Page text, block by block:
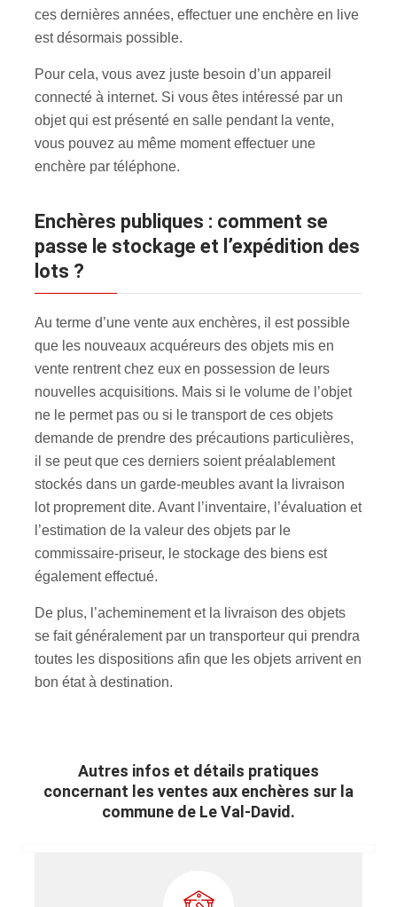
ces dernières années, effectuer une enchère en live
est désormais possible.
Pour cela, vous avez juste besoin d’un appareil
connecté à internet. Si vous êtes intéressé par un
objet qui est présenté en salle pendant la vente,
vous pouvez au même moment effectuer une
enchère par téléphone.
Enchères publiques : comment se
passe le stockage et l’expédition des
lots ?
Au terme d’une vente aux enchères, il est possible
que les nouveaux acquéreurs des objets mis en
vente rentrent chez eux en possession de leurs
nouvelles acquisitions. Mais si le volume de l’objet
ne le permet pas ou si le transport de ces objets
demande de prendre des précautions particulières,
il se peut que ces derniers soient préalablement
stockés dans un garde-meubles avant la livraison
lot proprement dite. Avant l’inventaire, l’évaluation et
l’estimation de la valeur des objets par le
commissaire-priseur, le stockage des biens est
également effectué.
De plus, l’acheminement et la livraison des objets
se fait généralement par un transporteur qui prendra
toutes les dispositions afin que les objets arrivent en
bon état à destination.
Autres infos et détails pratiques
concernant les ventes aux enchères sur la
commune de Le Val-David.